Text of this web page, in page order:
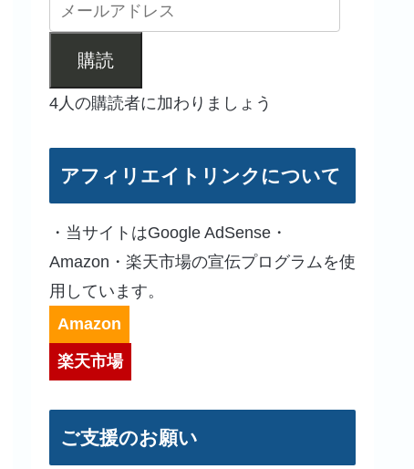
購読
4人の購読者に加わりましょう
アフィリエイトリンクについて
・当サイトはGoogle AdSense・
Amazon・楽天市場の宣伝プログラムを使
用しています。
Amazon
楽天市場
ご支援のお願い